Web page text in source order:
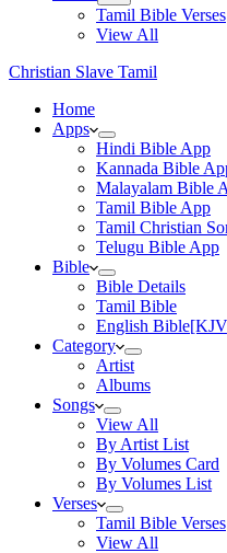
Tamil Bible Verses
View All
Christian Slave Tamil
Home
Apps
Hindi Bible App
Kannada Bible
Malayalam Bible
Tamil Bible App
Tamil Christian
Telugu Bible App
Bible
Bible Details
Tamil Bible
English
Category
Artist
Albums
Songs
View All
By Artist List
By Volumes Card
By Volumes List
Verses
Tamil Bible Verses
View All